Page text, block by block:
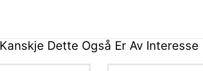
Kanskje Dette Også Er Av Interesse